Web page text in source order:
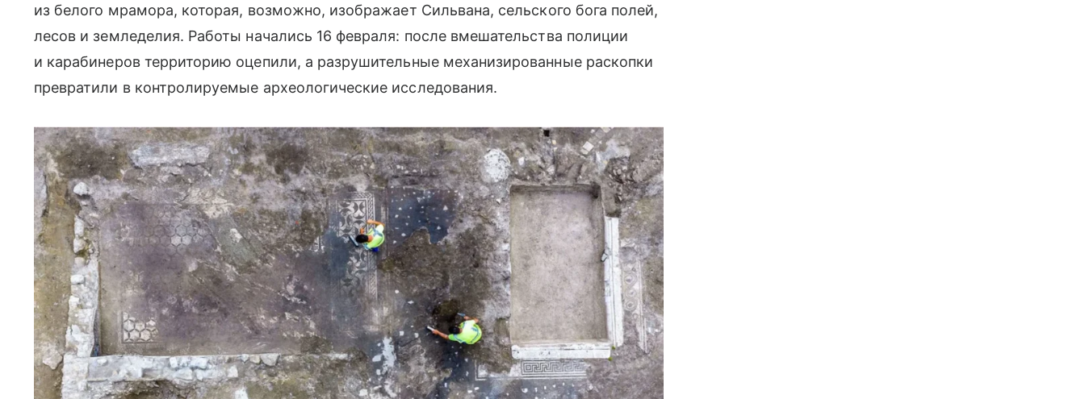
из белого мрамора, которая, возможно, изображает Сильвана, сельского бога полей,
лесов и земледелия. Работы начались 16 февраля: после вмешательства полиции
и карабинеров территорию оцепили, а разрушительные механизированные раскопки
превратили в контролируемые археологические исследования.